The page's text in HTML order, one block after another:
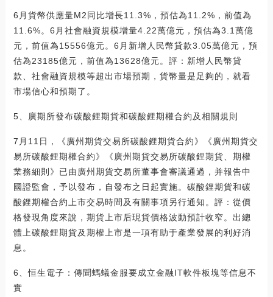
6月貨幣供應量M2同比增長11.3%，預估為11.2%，前值為
11.6%。6月社會融資規模增量4.22萬億元，預估為3.1萬億
元，前值為15556億元。6月新增人民幣貸款3.05萬億元，預
估為23185億元，前值為13628億元。評：新增人民幣貸
款、社會融資規模等超出市場預期，貨幣量是足夠的，就看
市場信心和預期了。
5、廣期所發布碳酸鋰期貨和碳酸鋰期權合約及相關規則
7月11日，《廣州期貨交易所碳酸鋰期貨合約》《廣州期貨交
易所碳酸鋰期權合約》《廣州期貨交易所碳酸鋰期貨、期權
業務細則》已由廣州期貨交易所董事會審議通過，并報告中
國證監會，予以發布，自發布之日起實施。碳酸鋰期貨和碳
酸鋰期權合約上市交易時間及有關事項另行通知。評：從價
格發現角度來說，期貨上市后現貨價格波動預計收窄。出總
體上碳酸鋰期貨及期權上市是一項有助于產業發展的利好消
息。
6、恒生電子：傳聞螞蟻金服要成立金融IT軟件板塊等信息不
實